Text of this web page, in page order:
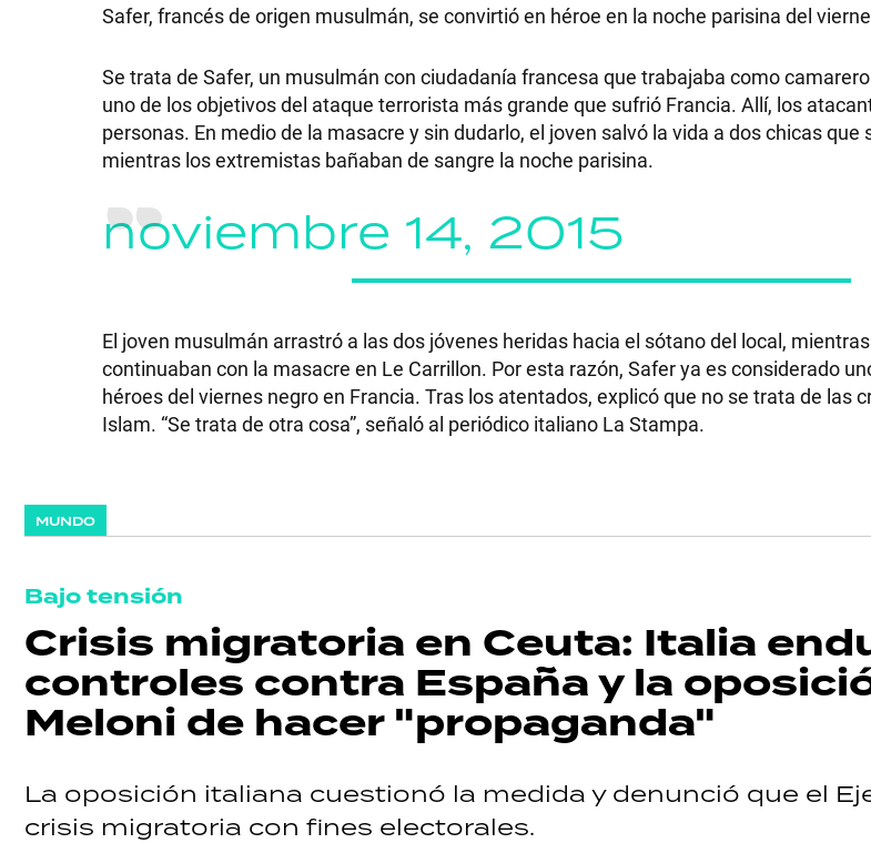
Safer, francés de origen musulmán, se convirtió en héroe en la noche parisina del
Se trata de Safer, un musulmán con ciudadanía francesa que trabajaba como
uno de los objetivos del ataque terrorista más grande que sufrió Francia. Allí, los
personas. En medio de la masacre y sin dudarlo, el joven salvó la vida a dos chicas que
mientras los extremistas bañaban de sangre la noche parisina.
noviembre 14, 2015
El joven musulmán arrastró a las dos jóvenes heridas hacia el sótano del local,
continuaban con la masacre en Le Carrillon. Por esta razón, Safer ya es considerado
héroes del viernes negro en Francia. Tras los atentados, explicó que no se trata de las
Islam. “Se trata de otra cosa”, señaló al periódico italiano La Stampa.
MUNDO
Bajo tensión
Crisis migratoria en Ceuta: Italia
controles contra España y la
Meloni de hacer "propaganda"
La oposición italiana cuestionó la medida y denunció que el
crisis migratoria con fines electorales.
SHOW
POLÍTICA
ACTUALIDAD
POLICIALES
ECONOMÍA
HERMANO
SALUD
DEPORTES
TECNOLOGÍA